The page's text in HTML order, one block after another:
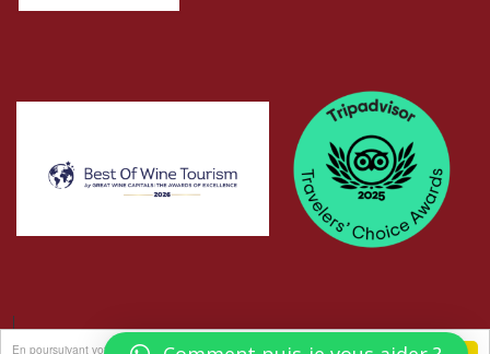
En poursuivant votre navigation sur ce site, vous acceptez